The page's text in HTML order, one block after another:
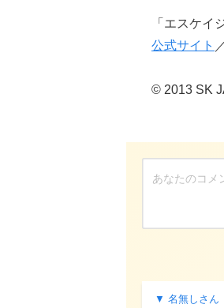
「エスケイ
公式サイト
© 2013 SK
名無しさん